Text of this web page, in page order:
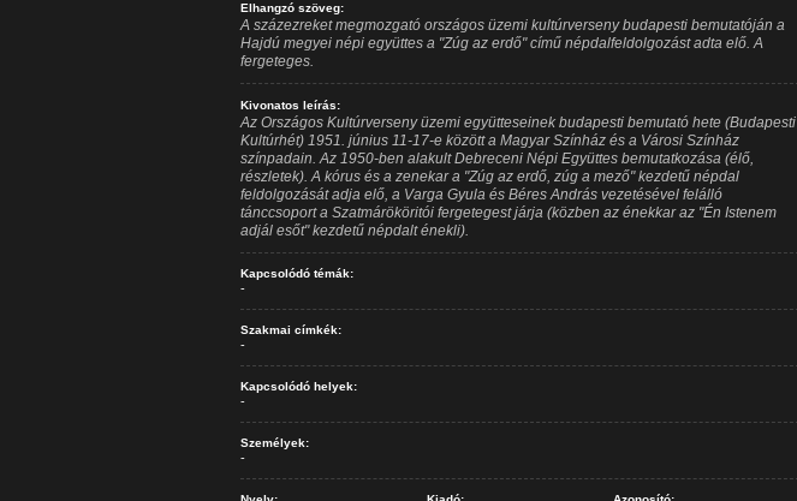
Elhangzó szöveg:
A százezreket megmozgató országos üzemi kultúrverseny budapesti bemutatóján a
Hajdú megyei népi együttes a "Zúg az erdő" című népdalfeldolgozást adta elő. A
fergeteges.
Kivonatos leírás:
Az Országos Kultúrverseny üzemi együtteseinek budapesti bemutató hete (Budapesti
Kultúrhét) 1951. június 11-17-e között a Magyar Színház és a Városi Színház
színpadain. Az 1950-ben alakult Debreceni Népi Együttes bemutatkozása (élő,
részletek). A kórus és a zenekar a "Zúg az erdő, zúg a mező" kezdetű népdal
feldolgozását adja elő, a Varga Gyula és Béres András vezetésével felálló
tánccsoport a Szatmárököritói fergetegest járja (közben az énekkar az "Én Istenem
adjál esőt" kezdetű népdalt énekli).
Kapcsolódó témák:
-
Szakmai címkék:
-
Kapcsolódó helyek:
-
Személyek:
-